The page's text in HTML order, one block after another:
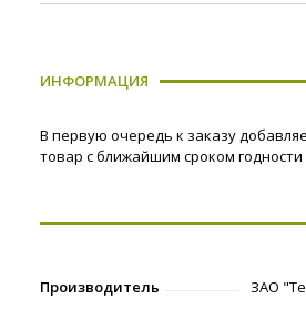
ИНФОРМАЦИЯ
В первую очередь к заказу
товар с ближайшим сроком годности
Производитель ЗАО